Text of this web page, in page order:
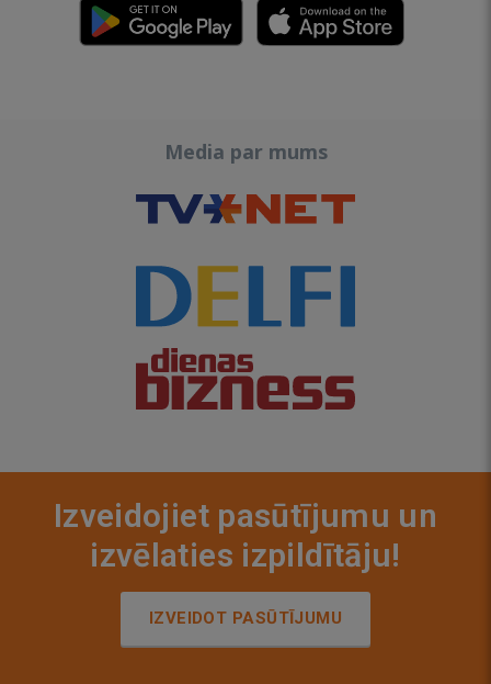
Media par mums
Izveidojiet pasūtījumu un
izvēlaties izpildītāju!
IZVEIDOT PASŪTĪJUMU